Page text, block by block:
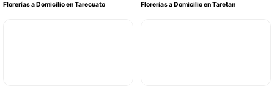
Florerías a Domicilio en Tarecuato Florerías a Domicilio en Taretan